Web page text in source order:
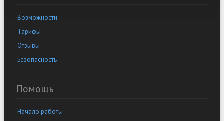
Возможности
Тарифы
Отзывы
Безопасность
Помощь
Начало работы